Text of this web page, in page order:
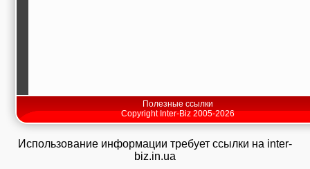
Полезные ссылки
Copyright Inter-Biz 2005-2026
Использование информации требует ссылки на inter-
biz.in.ua